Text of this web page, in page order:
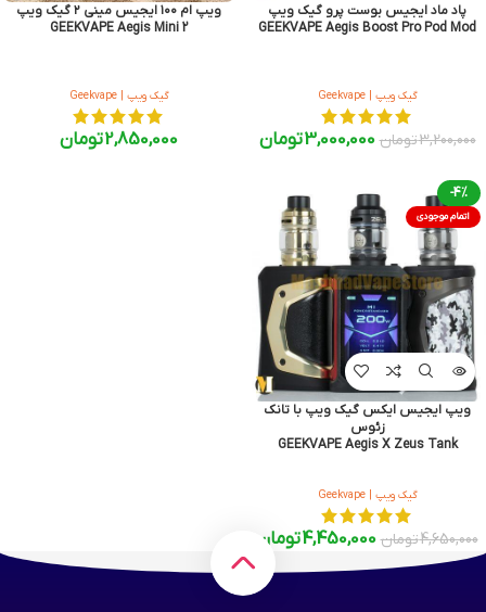
پاد ماد ایجیس بوست پرو گیک ویپ
GEEKVAPE Aegis Boost Pro Pod Mod
گیک ویپ | Geekvape
3,200,000تومان 3,000,000تومان
ویپ ام ۱۰۰ ایجیس مینی ۲ گیک ویپ
GEEKVAPE Aegis Mini 2
گیک ویپ | Geekvape
2,850,000تومان
-4%
اتمام موجودی
ویپ ایجیس ایکس گیک ویپ با تانک
زئوس
GEEKVAPE Aegis X Zeus Tank
گیک ویپ | Geekvape
4,650,000تومان 4,450,000تومان